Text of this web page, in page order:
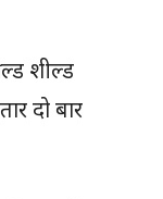
शील्ड
दो बार